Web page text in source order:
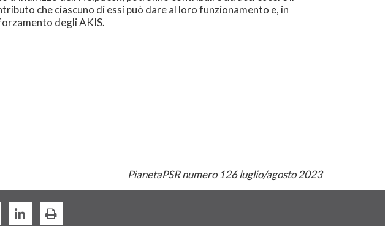
che ciascuno di essi può dare al loro funzionamento e, in
degli AKIS.
PianetaPSR numero 126 luglio/agosto 2023